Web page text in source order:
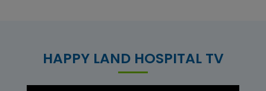
HAPPY LAND HOSPITAL TV